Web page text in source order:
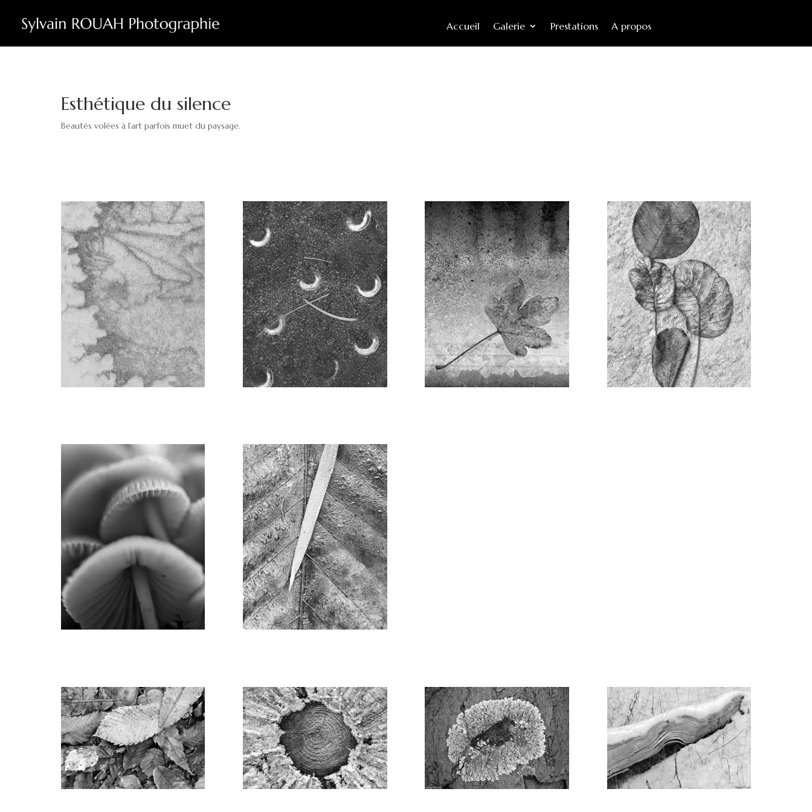
Accueil Galerie Prestations A propos
Esthétique du silence
Beautés volées à l’art parfois muet du paysage.